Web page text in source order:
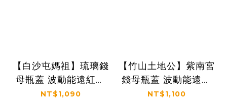
【白沙屯媽祖】琉璃錢
母瓶蓋 波動能遠紅外
線保溫瓶520ml (白/
NT$1,090
【竹山土地公】紫南宮
錢母瓶蓋 波動能遠紅
外線保溫瓶520ml (附
NT$1,100